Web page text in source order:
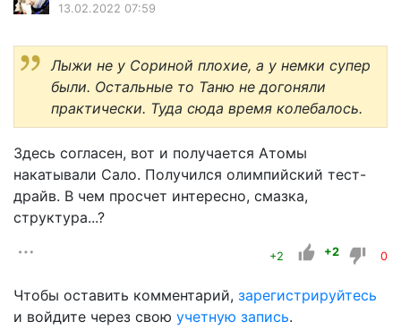
13.02.2022 07:59
Лыжи не у Сориной плохие, а у немки супер
были. Остальные то Таню не догоняли
практически. Туда сюда время колебалось.
Здесь согласен, вот и получается Атомы
накатывали Сало. Получился олимпийский тест-
драйв. В чем просчет интересно, смазка,
структура...?
+2 +2 0
Чтобы оставить комментарий, зарегистрируйтесь
и войдите через свою учетную запись.